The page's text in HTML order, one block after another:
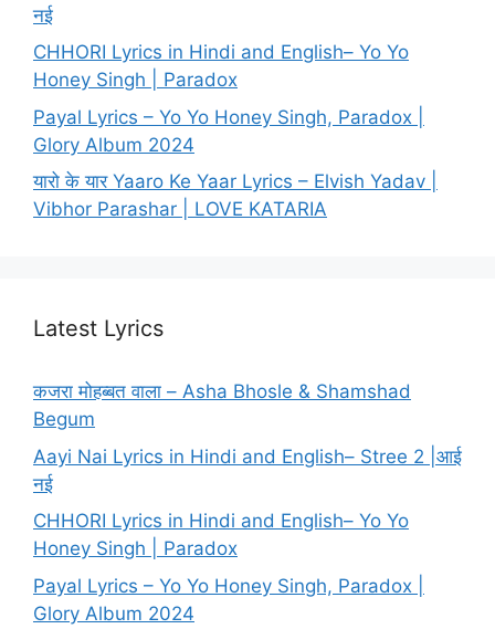
नई
CHHORI Lyrics in Hindi and English– Yo Yo
Honey Singh | Paradox
Payal Lyrics – Yo Yo Honey Singh, Paradox |
Glory Album 2024
यारो के यार Yaaro Ke Yaar Lyrics – Elvish Yadav |
Vibhor Parashar | LOVE KATARIA
Latest Lyrics
कजरा मोहब्बत वाला – Asha Bhosle & Shamshad
Begum
Aayi Nai Lyrics in Hindi and English– Stree 2 |आई
नई
CHHORI Lyrics in Hindi and English– Yo Yo
Honey Singh | Paradox
Payal Lyrics – Yo Yo Honey Singh, Paradox |
Glory Album 2024